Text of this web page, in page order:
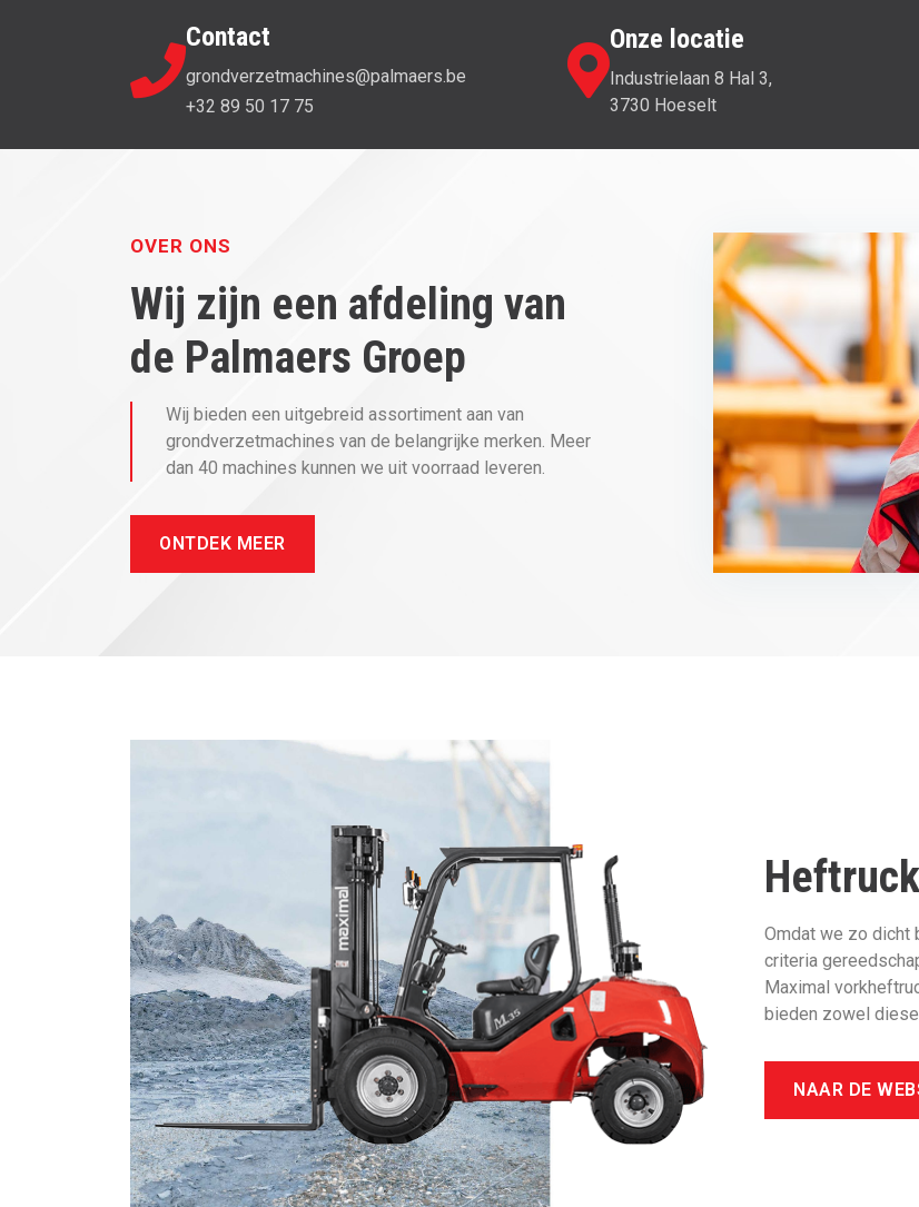
Contact
grondverzetmachines@palmaers.be
+32 89 50 17 75
Onze locatie
Industrielaan 8 Hal 3,
3730 Hoeselt
OVER ONS
Wij zijn een afdeling van
de Palmaers Groep
Wij bieden een uitgebreid assortiment aan van
grondverzetmachines van de belangrijke merken. Meer
dan 40 machines kunnen we uit voorraad leveren.
ONTDEK MEER
Omdat we zo dicht
criteria
Maximal
bieden zowel
NAAR DE